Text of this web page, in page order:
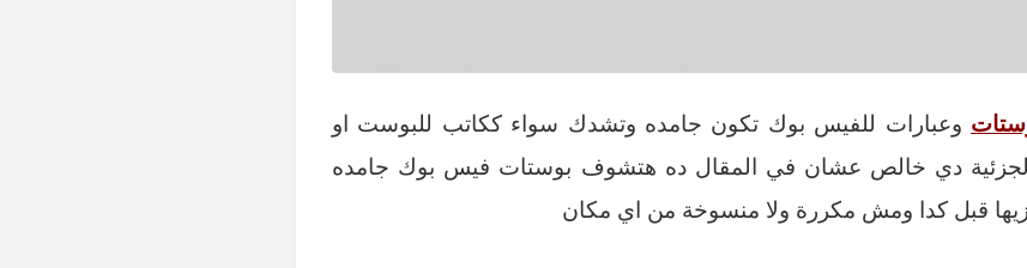
وعبارات للفيس بوك تكون جامده وتشدك سواء ككاتب للبوست او
دي خالص عشان في المقال ده هتشوف بوستات فيس بوك جامده
قبل كدا ومش مكررة ولا منسوخة من اي مكان